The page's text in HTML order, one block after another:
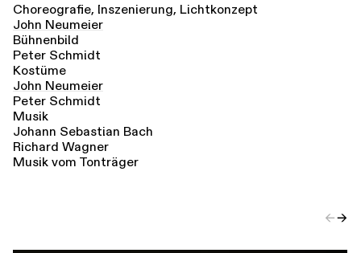
Choreografie, Inszenierung, Lichtkonzept
John Neumeier
Bühnenbild
Peter Schmidt
Kostüme
John Neumeier
Peter Schmidt
Musik
Johann Sebastian Bach
Richard Wagner
Musik vom Tonträger
←→